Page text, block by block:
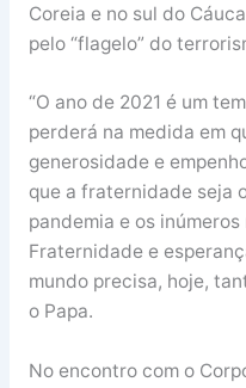
Coreia e no sul do
pelo “flagelo” do
“O ano de 2021 é um
perderá na medida em
generosidade e
que a fraternidade seja
pandemia e os
Fraternidade e
mundo precisa, hoje,
o Papa.
No encontro com o